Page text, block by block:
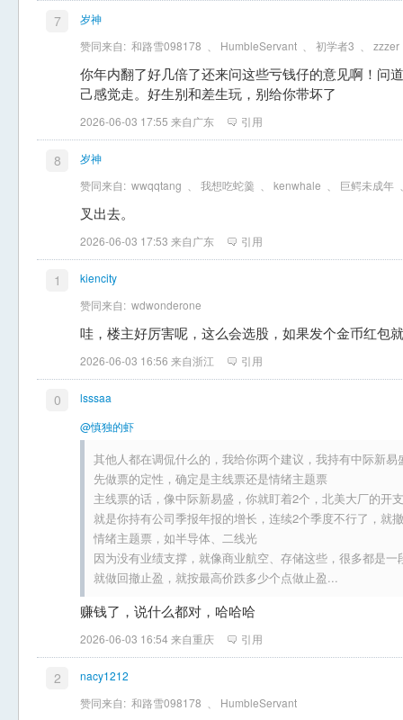
7
岁神
赞同来自: 和路雪098178 HumbleServant 初学者3 zzzer
你年内翻了好几倍了还来问这些亏钱仔的意见啊！问
己感觉走。好生别和差生玩，别给你带坏了
2026-06-03 17:55 来自广东 引用
8
岁神
赞同来自: wwqqtang 我想吃蛇羹 kenwhale 巨鳄未成年
叉出去。
2026-06-03 17:53 来自广东 引用
1
kiencity
赞同来自: wdwonderone
哇，楼主好厉害呢，这么会选股，如果发个金币红包
2026-06-03 16:56 来自浙江 引用
0
lsssaa
@慎独的虾
其他人都在调侃什么的，我给你两个建议，我持有中际新易
先做票的定性，确定是主线票还是情绪主题票
主线票的话，像中际新易盛，你就盯着2个，北美大厂的开
就是你持有公司季报年报的增长，连续2个季度不行了，就
情绪主题票，如半导体、二线光
因为没有业绩支撑，就像商业航空、存储这些，很多都是
就做回撤止盈，就按最高价跌多少个点做止盈...
赚钱了，说什么都对，哈哈哈
2026-06-03 16:54 来自重庆 引用
2
nacy1212
赞同来自: 和路雪098178 HumbleServant